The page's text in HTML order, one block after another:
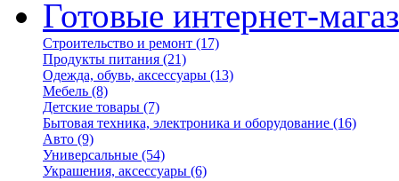
Готовые интернет-
Строительство и ремонт (17)
Продукты питания (21)
Одежда, обувь, аксессуары (13)
Мебель (8)
Детские товары (7)
Бытовая техника, электроника и оборудование (16)
Авто (9)
Универсальные (54)
Украшения, аксессуары (6)